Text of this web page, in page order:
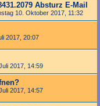
Absturz E-Mail
10. Oktober 2017, 11:32
2017, 20:07
2017, 14:59
2017, 14:57